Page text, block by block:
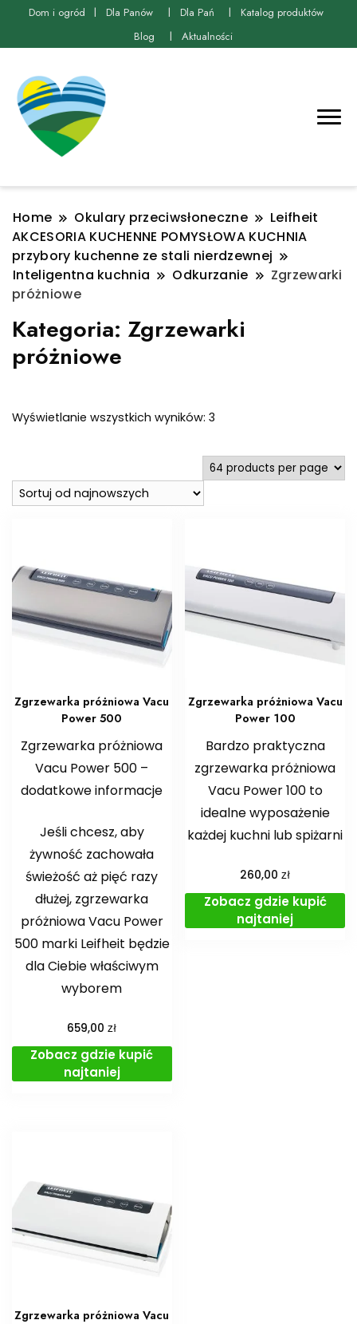
Dom i ogród Dla Panów Dla Pań
Katalog produktów
Blog
Aktualności
Home Okulary przeciwsłoneczne
Leifheit
AKCESORIA KUCHENNE POMYSŁOWA KUCHNIA
przybory kuchenne ze stali nierdzewnej
Inteligentna kuchnia
Odkurzanie
Zgrzewarki
próżniowe
Kategoria: Zgrzewarki
próżniowe
Wyświetlanie wszystkich wyników: 3
najnowszych
Zgrzewarka próżniowa Vacu
Power 500
Zgrzewarka próżniowa
Vacu Power 500 –
dodatkowe informacje
Jeśli chcesz, aby
żywność zachowała
świeżość aż pięć razy
dłużej, zgrzewarka
próżniowa Vacu Power
500 marki Leifheit będzie
dla Ciebie właściwym
wyborem
659,00zł
Zobacz gdzie kupić
najtaniej
Zgrzewarka próżniowa Vacu
Power 100
Bardzo praktyczna
zgrzewarka próżniowa
Vacu Power 100 to
idealne wyposażenie
każdej kuchni lub spiżarni
260,00zł
Zobacz gdzie kupić
najtaniej
Zgrzewarka próżniowa Vacu